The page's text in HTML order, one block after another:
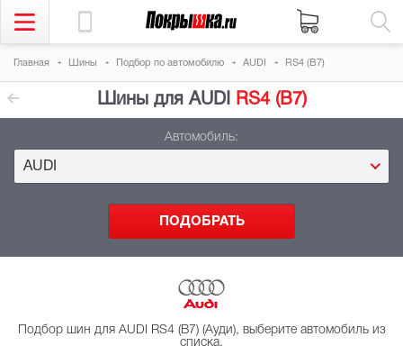
Главная Шины Подбор по автомобилю AUDI RS4 (B7)
Шины для AUDI RS4 (B7)
Автомобиль:
AUDI
Подбор шин для AUDI RS4 (B7) (Ауди), выберите автомобиль из
списка.